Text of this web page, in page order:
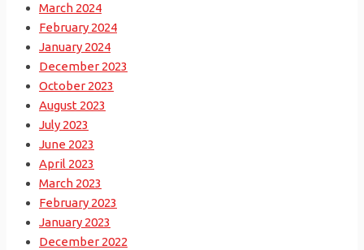
March 2024
February 2024
January 2024
December 2023
October 2023
August 2023
July 2023
June 2023
April 2023
March 2023
February 2023
January 2023
December 2022